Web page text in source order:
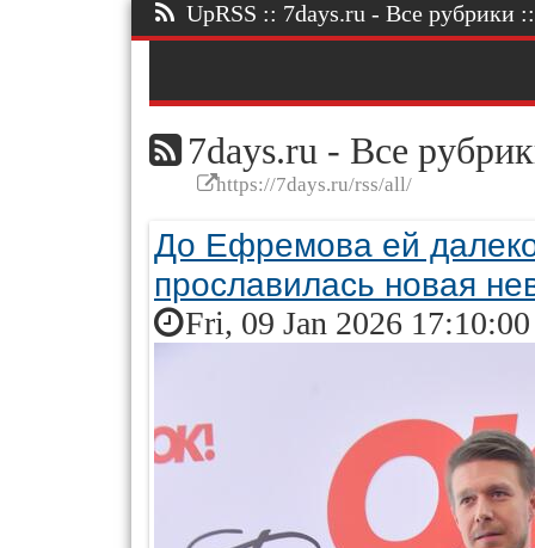
UpRSS :: 7days.ru - Все рубрики
7days.ru - Все
https://7days.ru/rss/all/
До Ефремова ей
прославилась новая
Fri, 09 Jan 2026